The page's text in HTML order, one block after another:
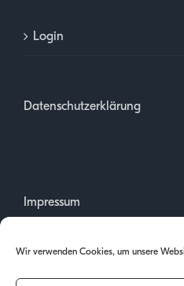
Wir verwenden Cookies, um unsere
Login
Datenschutzerklärung
Impressum